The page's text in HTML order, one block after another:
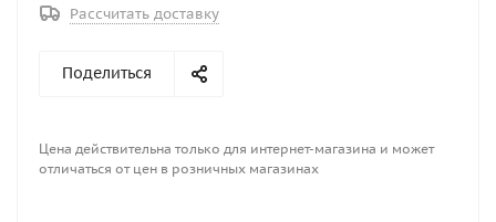
Рассчитать доставку
Поделиться
Цена действительна только для интернет-магазина и может
отличаться от цен в розничных магазинах